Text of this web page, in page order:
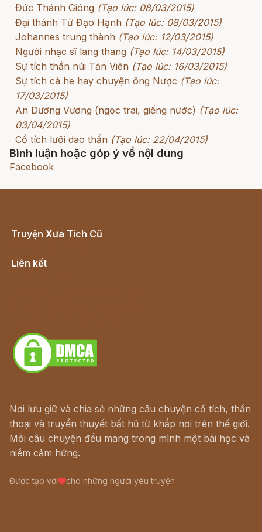
Đức Thánh Gióng (Tạo lúc: 08/03/2015)
Đại thánh Từ Đạo Hạnh (Tạo lúc: 08/03/2015)
Johannes trung thành (Tạo lúc: 12/03/2015)
Người nhạc sĩ lang thang (Tạo lúc: 14/03/2015)
Sự tích thần núi Tản Viên (Tạo lúc: 16/03/2015)
Sự tích cá he hay chuyện ông Nược (Tạo lúc:
17/03/2015)
An Dương Vương (ngọc trai, giếng nước) (Tạo lúc:
03/04/2015)
Cổ tích lưỡi dao thần (Tạo lúc: 22/04/2015)
Bình luận hoặc góp ý về nội dung
Facebook
Truyện Xưa Tích Cũ
Liên kết
Nơi lưu giữ và chia sẻ những câu chuyện cổ tích, thần
thoại và truyền thuyết bất hủ từ khắp nơi trên thế giới.
Mỗi câu chuyện đều mang trong mình một bài học và
niềm cảm hứng.
Được tạo với cho những người yêu truyện